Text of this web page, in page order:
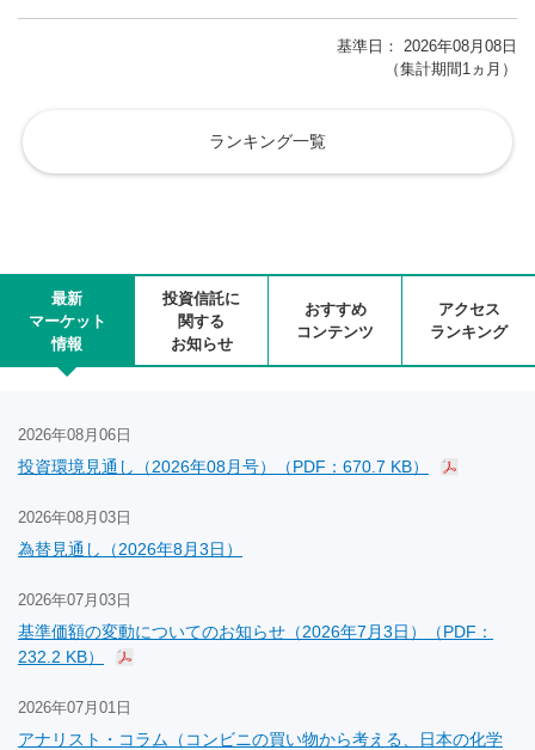
基準日： 2026年08月08日
（集計期間1ヵ月）
ランキング一覧
最新
マーケット
情報
投資信託に
関する
お知らせ
おすすめ
コンテンツ
アクセス
ランキング
2026年08月06日
投資環境見通し（2026年08月号）（PDF：670.7 KB）
2026年08月03日
為替見通し（2026年8月3日）
2026年07月03日
基準価額の変動についてのお知らせ（2026年7月3日）（PDF：
232.2 KB）
2026年07月01日
アナリスト・コラム（コンビニの買い物から考える、日本の化学